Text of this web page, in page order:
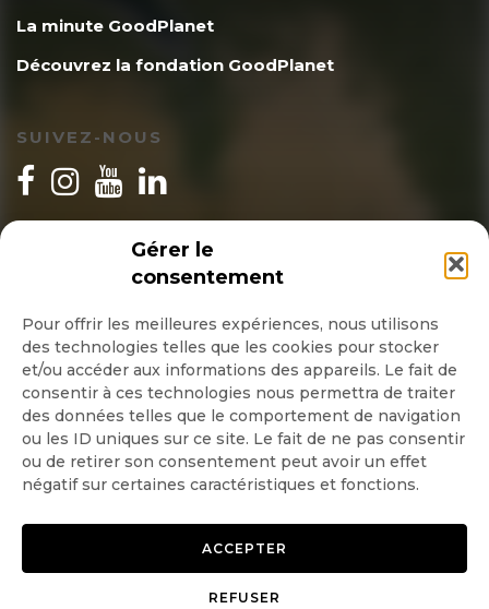
Gérer le
consentement
Pour offrir les meilleures expériences, nous utilisons
des technologies telles que les cookies pour stocker
et/ou accéder aux informations des appareils. Le fait de
consentir à ces technologies nous permettra de traiter
des données telles que le comportement de navigation
ou les ID uniques sur ce site. Le fait de ne pas consentir
ou de retirer son consentement peut avoir un effet
négatif sur certaines caractéristiques et fonctions.
ACCEPTER
REFUSER
La minute GoodPlanet
Découvrez la fondation GoodPlanet
SUIVEZ-NOUS
INSCRIPTION NEWSLETTER
Quotidienne
Hebdo
OK